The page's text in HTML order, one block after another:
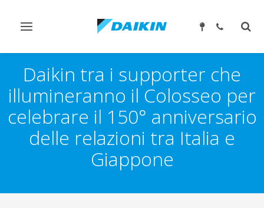
Attiva/disattiva
Daikin tra i supporter che
illumineranno il Colosseo per
celebrare il 150° anniversario
delle relazioni tra Italia e
Giappone